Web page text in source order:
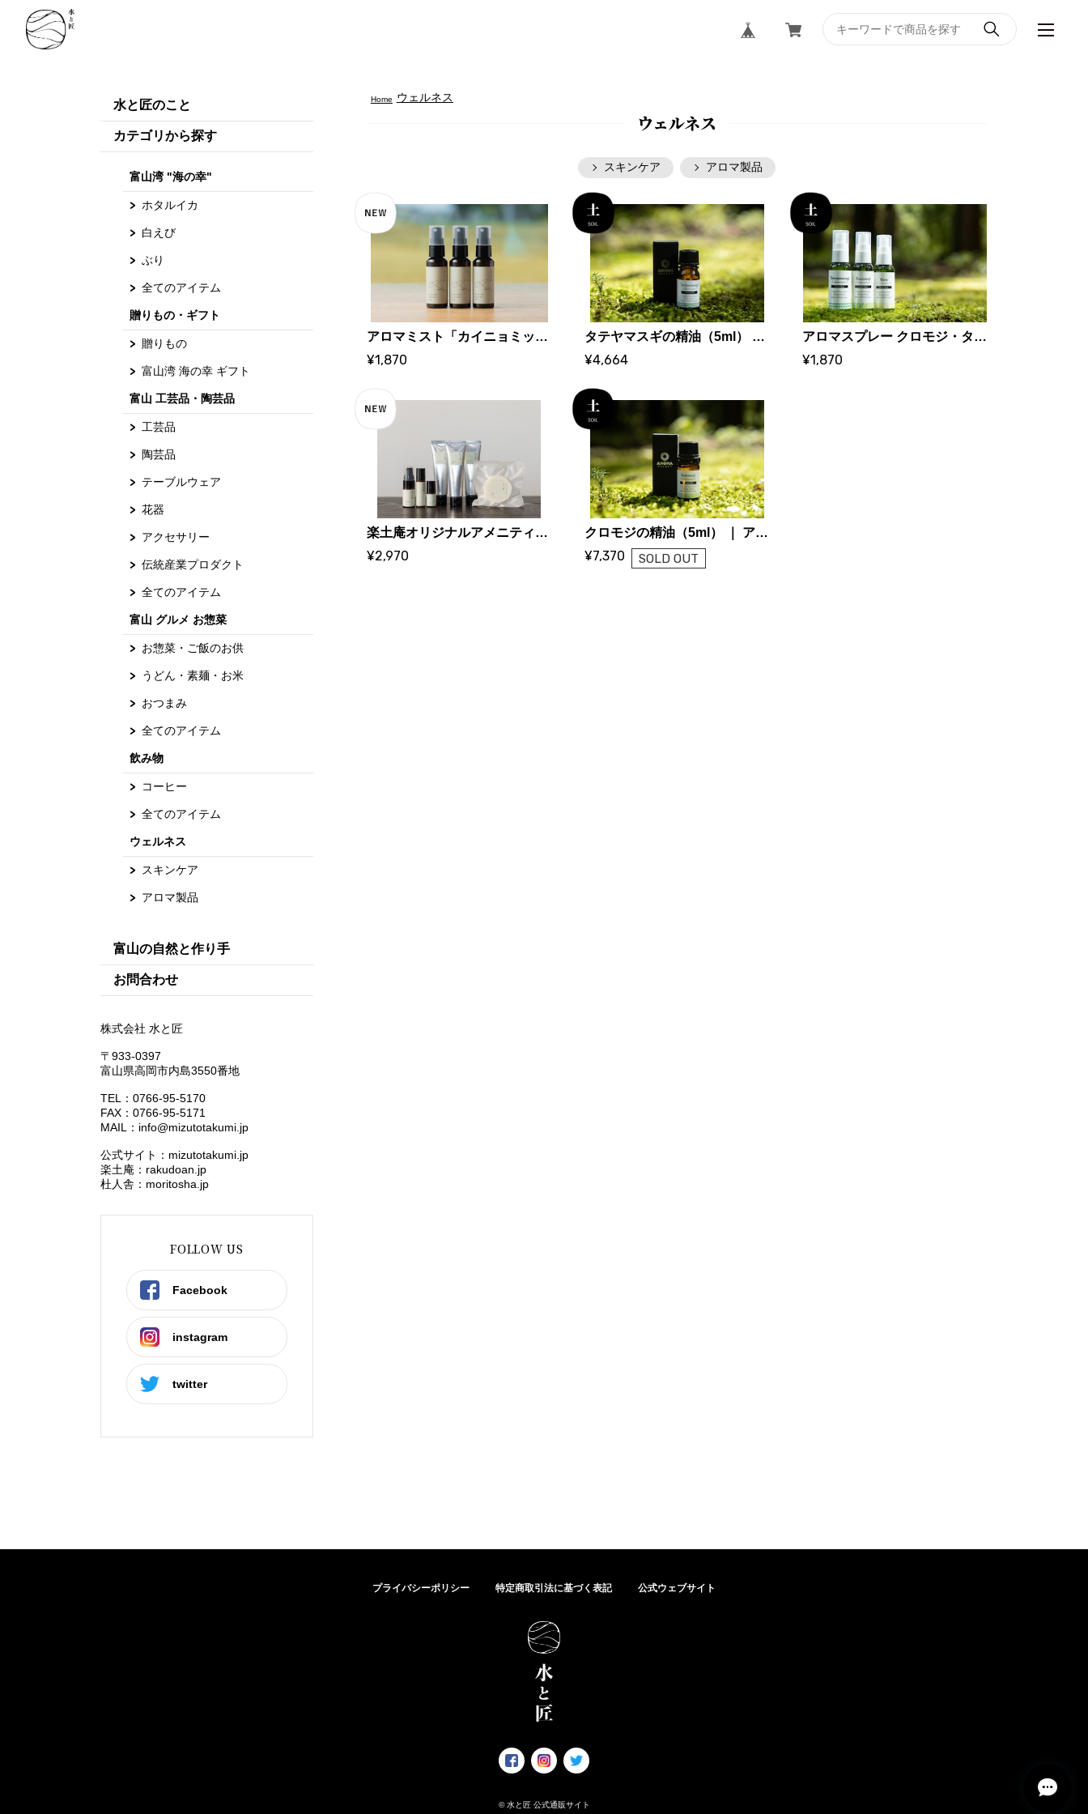
水と匠のこと
カテゴリから探す
富山湾 "海の幸"
ホタルイカ
白えび
ぶり
全てのアイテム
贈りもの・ギフト
贈りもの
富山湾 海の幸 ギフト
富山 工芸品・陶芸品
工芸品
陶芸品
テーブルウェア
花器
アクセサリー
伝統産業プロダクト
全てのアイテム
富山 グルメ お惣菜
お惣菜・ご飯のお供
うどん・素麺・お米
おつまみ
全てのアイテム
飲み物
コーヒー
全てのアイテム
ウェルネス
スキンケア
アロマ製品
富山の自然と作り手
お問合わせ
株式会社 水と匠
〒933-0397
富山県高岡市内島3550番地
TEL：0766-95-5170
FAX：0766-95-5171
MAIL： info@mizutotakumi.jp
公式サイト：mizutotakumi.jp
楽土庵：rakudoan.jp
杜人舎：moritosha.jp
FOLLOW US
Facebook
instagram
twitter
Home ウェルネス
ウェルネス
スキンケア アロマ製品
アロマミスト「カイニョミックス」2025 Autumn｜水と匠オリジナル
¥1,870
タテヤマスギの精油（5ml） ｜ アロマセレクト
¥4,664
アロマスプレー クロモジ・タテヤマスギ・ユズ ｜ アロマセレクト
¥1,870
楽土庵オリジナルアメニティ（7点セット）
¥2,970
クロモジの精油（5ml） ｜ アロマセレクト
¥7,370 SOLD OUT
プライバシーポリシー 特定商取引法に基づく表記 公式ウェブサイト
© 水と匠 公式通販サイト